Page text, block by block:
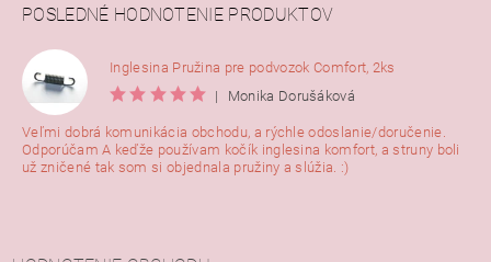
POSLEDNÉ HODNOTENIE PRODUKTOV
Inglesina Pružina pre podvozok Comfort, 2ks
|
Monika Dorušáková
Veľmi dobrá komunikácia obchodu, a rýchle odoslanie/doručenie.
Odporúčam A keďže používam kočík inglesina komfort, a struny boli
už zničené tak som si objednala pružiny a slúžia. :)